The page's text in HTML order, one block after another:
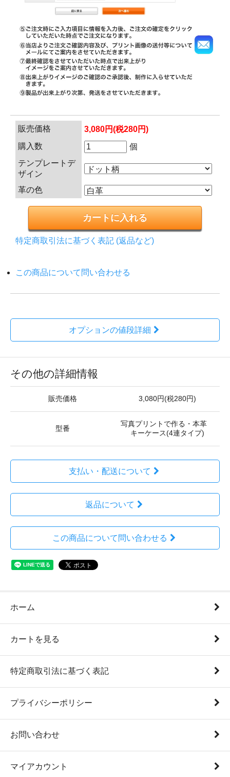
販売価格
3,080円(税280円)
購入数
個
テンプレートデ
ザイン
革の色
特定商取引法に基づく表記 (返品など)
この商品について問い合わせる
オプションの値段詳細
その他の詳細情報
販売価格 3,080円(税280円)
型番
写真プリントで作る・本革
キーケース(4連タイプ)
支払い・配送について
返品について
この商品について問い合わせる
ホーム
カートを見る
特定商取引法に基づく表記
プライバシーポリシー
お問い合わせ
マイアカウント